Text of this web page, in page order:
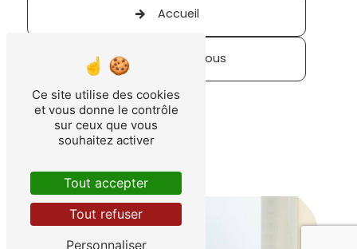
Accueil
Contactez-nous
Ce site utilise des cookies
et vous donne le contrôle
sur ceux que vous
souhaitez activer
Tout accepter
Tout refuser
Personnaliser